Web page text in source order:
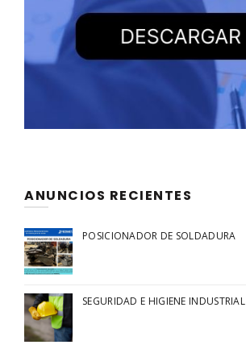
ANUNCIOS RECIENTES
POSICIONADOR DE SOLDADURA
SEGURIDAD E HIGIENE INDUSTRIAL